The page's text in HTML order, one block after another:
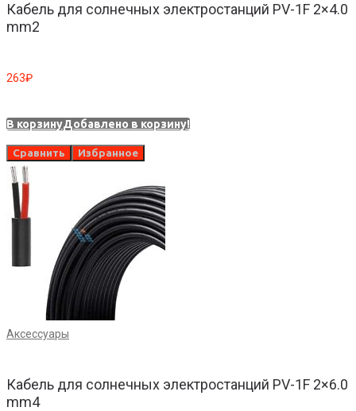
Кабель для солнечных электростанций PV-1F 2×4.0
mm2
263₽
В корзинуДобавлено в корзину!
Сравнить Избранное
Аксессуары
Кабель для солнечных электростанций PV-1F 2×6.0
mm4